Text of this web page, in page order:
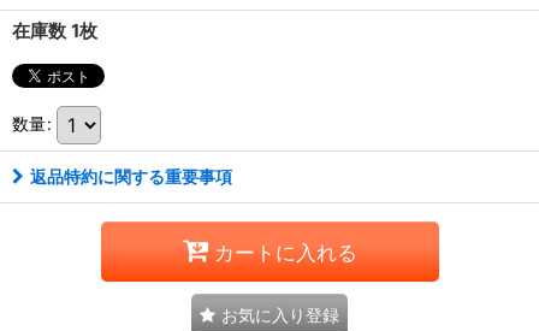
在庫数 1枚
数量:
返品特約に関する重要事項
カートに入れる
お気に入り登録